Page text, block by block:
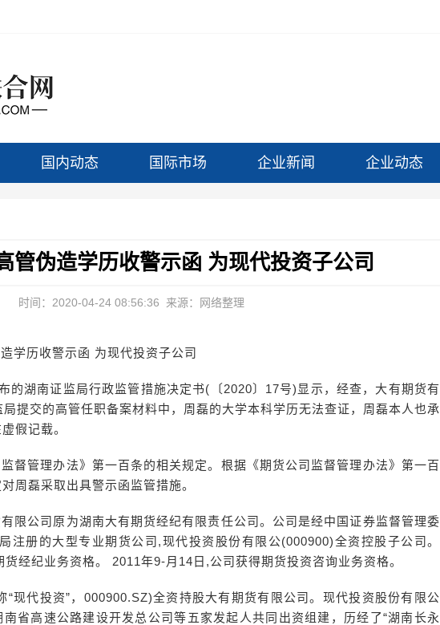
国内动态 国际市场 企业新闻 企业动态
管伪造学历收警示函 为现代投资子公司
时间：2020-04-24 08:56:36 来源：网络整理
学历收警示函 为现代投资子公司
的湖南证监局行政监管措施决定书(〔2020〕17号)显示，经查，大有期货有
提交的高管任职备案材料中，周磊的大学本科学历无法查证，周磊本人也承
假记载。
督管理办法》第一百条的相关规定。根据《期货公司监督管理办法》第一百
周磊采取出具警示函监管措施。
限公司原为湖南大有期货经纪有限责任公司。公司是经中国证券监督管理委
注册的大型专业期货公司,现代投资股份有限公(000900)全资控股子公司。
经纪业务资格。 2011年9-月14日,公司获得期货投资咨询业务资格。
“现代投资”，000900.SZ)全资持股大有期货有限公司。现代投资股份有限公
省高速公路建设开发总公司等五家发起人共同出资组建，历经了“湖南长永